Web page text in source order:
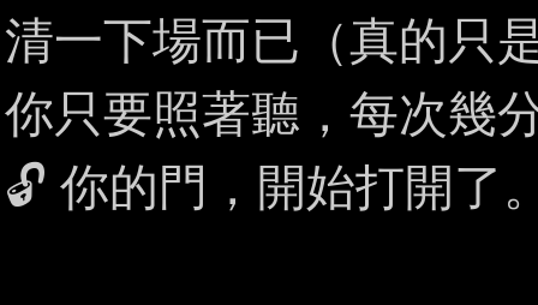
清一下場而已（真的只
你只要照著聽，每次幾
🔓 你的門，開始打開了